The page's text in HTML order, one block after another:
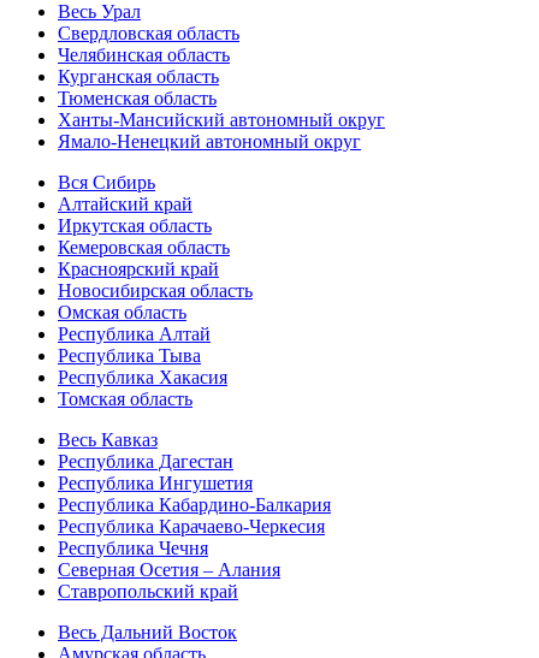
Весь Урал
Свердловская область
Челябинская область
Курганская область
Тюменская область
Ханты-Мансийский автономный округ
Ямало-Ненецкий автономный округ
Вся Сибирь
Алтайский край
Иркутская область
Кемеровская область
Красноярский край
Новосибирская область
Омская область
Республика Алтай
Республика Тыва
Республика Хакасия
Томская область
Весь Кавказ
Республика Дагестан
Республика Ингушетия
Республика Кабардино-Балкария
Республика Карачаево-Черкесия
Республика Чечня
Северная Осетия – Алания
Ставропольский край
Весь Дальний Восток
Амурская область